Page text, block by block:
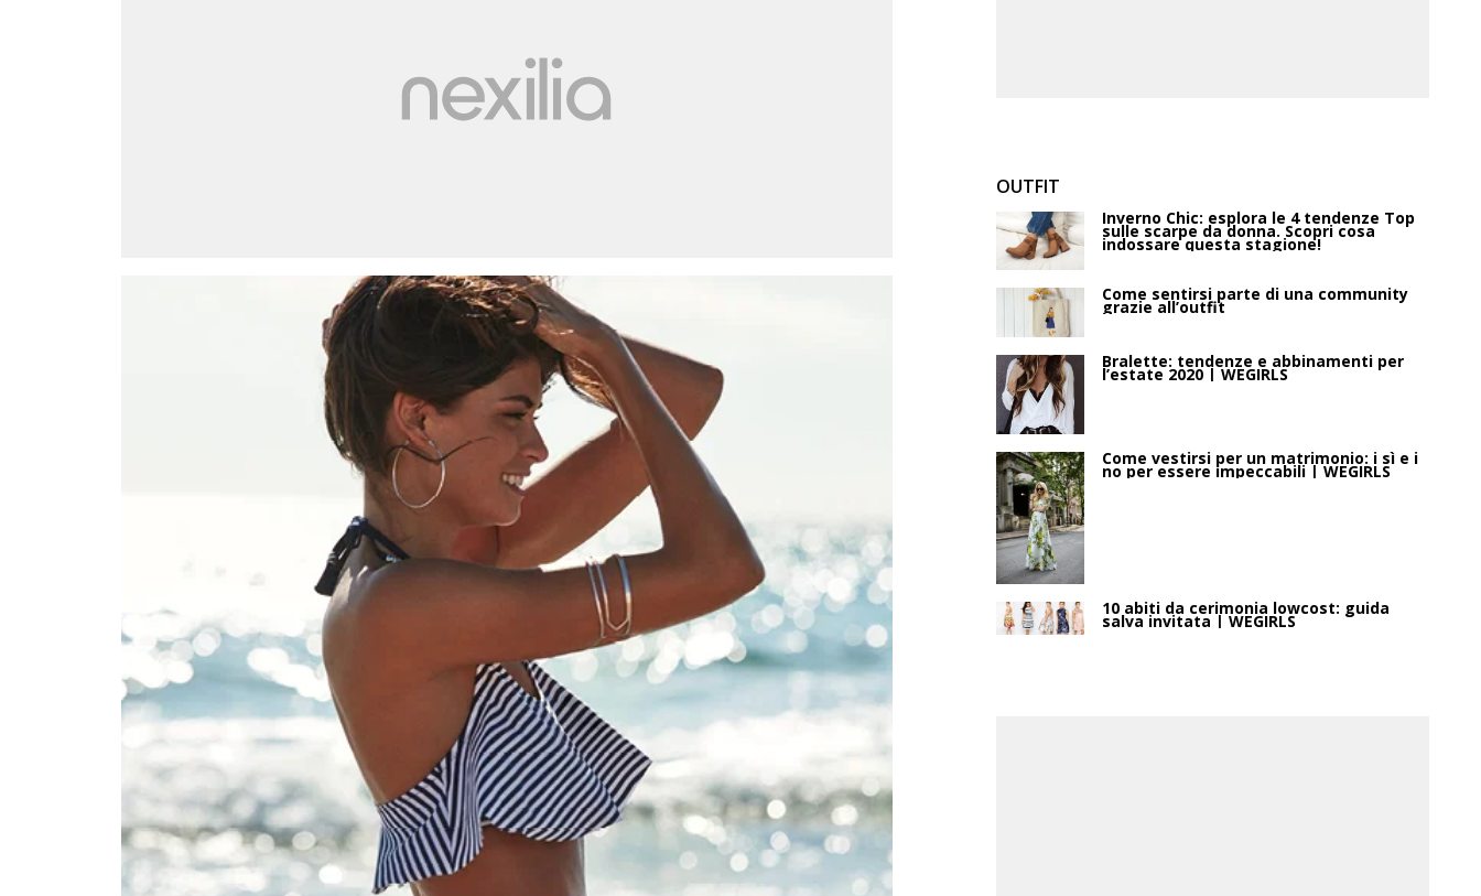
OUTFIT
Inverno Chic: esplora le 4 tendenze Top
sulle scarpe da donna. Scopri cosa
indossare questa stagione!
Come sentirsi parte di una community
grazie all’outfit
Bralette: tendenze e abbinamenti per
l’estate 2020 | WEGIRLS
Come vestirsi per un matrimonio: i sì e i
no per essere impeccabili | WEGIRLS
10 abiti da cerimonia lowcost: guida
salva invitata | WEGIRLS